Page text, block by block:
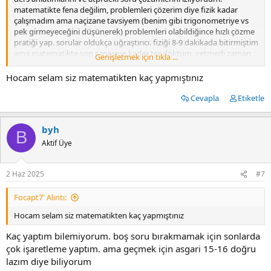
matematikte fena değilim, problemleri çözerim diye fizik kadar
çalışmadım ama naçizane tavsiyem (benim gibi trigonometriye vs
pek girmeyeceğini düşünerek) problemleri olabildiğince hızlı çözme
pratiği yap. sorular oldukça uğraştırıcı. fiziği 8-9 dakikada bitirmiştim
ama matematikte son saniyeye kadar ter döktüm, yetmedi zaman.
edit: postun tarihini yeni gördüm :)
Genişletmek için tıkla ...
Hocam selam siz matematikten kaç yapmıştınız
Cevapla Etiketle
B byh
Aktif Üye
2 Haz 2025 #7
Focapt7' Alıntı:
Hocam selam siz matematikten kaç yapmıştınız
Kaç yaptım bilemiyorum. boş soru bırakmamak için sonlarda
çok işaretleme yaptım. ama geçmek için asgari 15-16 doğru
lazım diye biliyorum